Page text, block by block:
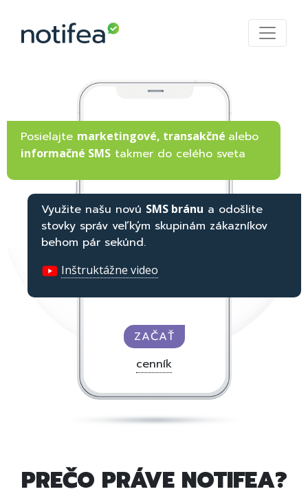
Posielajte marketingové, transakčné alebo
informačné SMS takmer do celého sveta
Využite našu novú SMS bránu a odošlite
stovky správ veľkým skupinám zákazníkov
behom pár sekúnd.
Inštruktážne video
ZAČAŤ
cenník
PREČO PRÁVE NOTIFEA?